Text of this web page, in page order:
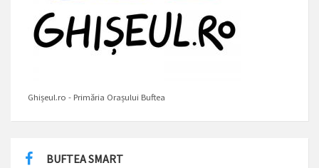
Ghișeul.ro - Primăria Orașului Buftea
BUFTEA SMART